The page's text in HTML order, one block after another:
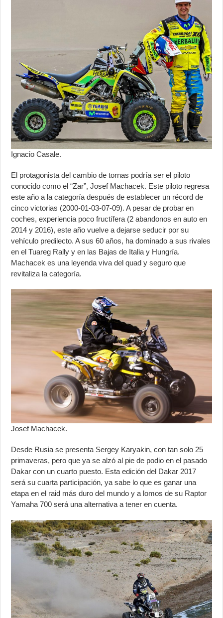
Ignacio Casale.
El protagonista del cambio de tornas podría ser el piloto
conocido como el “Zar”, Josef Machacek. Este piloto regresa
este año a la categoría después de establecer un récord de
cinco victorias (2000-01-03-07-09). A pesar de probar en
coches, experiencia poco fructífera (2 abandonos en auto en
2014 y 2016), este año vuelve a dejarse seducir por su
vehículo predilecto. A sus 60 años, ha dominado a sus rivales
en el Tuareg Rally y en las Bajas de Italia y Hungría.
Machacek es una leyenda viva del quad y seguro que
revitaliza la categoría.
Josef Machacek.
Desde Rusia se presenta Sergey Karyakin, con tan solo 25
primaveras, pero que ya se alzó al pie de podio en el pasado
Dakar con un cuarto puesto. Esta edición del Dakar 2017
será su cuarta participación, ya sabe lo que es ganar una
etapa en el raid más duro del mundo y a lomos de su Raptor
Yamaha 700 será una alternativa a tener en cuenta.